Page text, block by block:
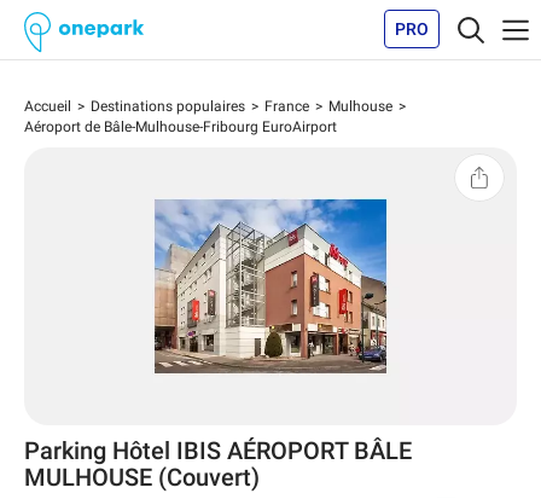
PRO
Accueil Destinations populaires France
Mulhouse
Aéroport de Bâle-Mulhouse-Fribourg EuroAirport
Parking Hôtel IBIS AÉROPORT BÂLE
MULHOUSE (Couvert)